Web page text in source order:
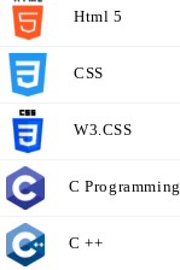
Html 5
CSS
W3.CSS
C Programming
C ++